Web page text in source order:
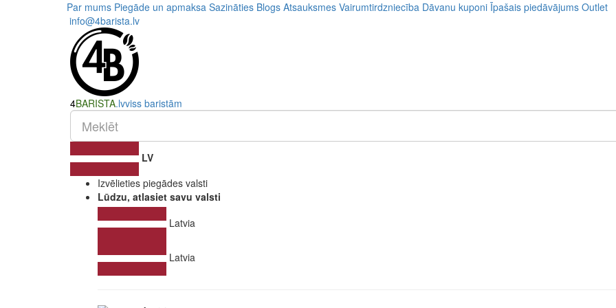
Par mums Piegāde un apmaksa Sazināties Blogs Atsauksmes Vairumtirdzniecība Dāvanu kuponi Īpašais piedāvājums Outlet
info@4barista.lv
4BARISTA.lvviss baristām
LV
Izvēlieties piegādes valsti
Lūdzu, atlasiet savu valsti
Latvia
Latvia